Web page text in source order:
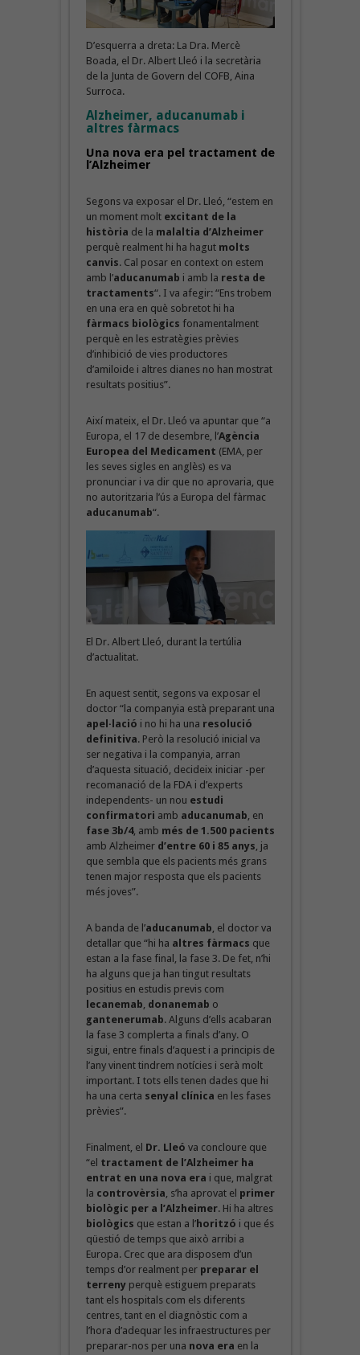
D’esquerra a dreta: La Dra. Mercè
Boada, el Dr. Albert Lleó i la secretària
de la Junta de Govern del COFB, Aina
Surroca.
Alzheimer, aducanumab i
altres fàrmacs
Una nova era pel tractament de
l’Alzheimer
Segons va exposar el Dr. Lleó, “estem en
un moment molt excitant de la
història de la malaltia d’Alzheimer
perquè realment hi ha hagut molts
canvis. Cal posar en context on estem
amb l’aducanumab i amb la resta de
tractaments“. I va afegir: “Ens trobem
en una era en què sobretot hi ha
fàrmacs biològics fonamentalment
perquè en les estratègies prèvies
d’inhibició de vies productores
d’amiloide i altres dianes no han mostrat
resultats positius”.
Així mateix, el Dr. Lleó va apuntar que “a
Europa, el 17 de desembre, l’Agència
Europea del Medicament (EMA, per
les seves sigles en anglès) es va
pronunciar i va dir que no aprovaria, que
no autoritzaria l’ús a Europa del fàrmac
aducanumab“.
El Dr. Albert Lleó, durant la tertúlia
d’actualitat.
En aquest sentit, segons va exposar el
doctor “la companyia està preparant una
apel·lació i no hi ha una resolució
definitiva. Però la resolució inicial va
ser negativa i la companyia, arran
d’aquesta situació, decideix iniciar -per
recomanació de la FDA i d’experts
independents- un nou estudi
confirmatori amb aducanumab , en
fase 3b/4, amb més de 1.500 pacients
amb Alzheimerd’entre 60 i 85 anys , ja
que sembla que els pacients més grans
tenen major resposta que els pacients
més joves”.
A banda de l’aducanumab , el doctor va
detallar que “hi ha altres fàrmacs que
estan a la fase final, la fase 3. De fet, n’hi
ha alguns que ja han tingut resultats
positius en estudis previs com
lecanemab donanemab o
gantenerumab. Alguns d’ells acabaran
la fase 3 complerta a finals d’any. O
sigui, entre finals d’aquest i a principis de
l’any vinent tindrem notícies i serà molt
important. I tots ells tenen dades que hi
ha una certa senyal clínica en les fases
prèvies”.
Finalment, el Dr. Lleó va concloure que
“el tractament de l’Alzheimer ha
entrat en una nova era i que, malgrat
la controvèrsia , s’ha aprovat el primer
biològic per a l’Alzheimer. Hi ha altres
biològics que estan a l’horitzó i que és
qüestió de temps que això arribi a
Europa. Crec que ara disposem d’un
temps d’or realment per preparar el
terrenyperquè estiguem preparats
tant els hospitals com els diferents
centres, tant en el diagnòstic com a
l’hora d’adequar les infraestructures per
preparar-nos per una nova era en la